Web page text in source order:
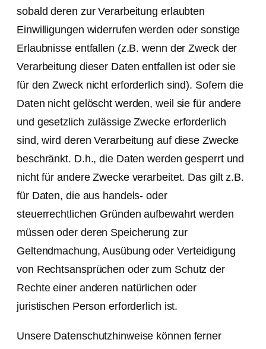
sobald deren zur Verarbeitung erlaubten
Einwilligungen widerrufen werden oder sonstige
Erlaubnisse entfallen (z.B. wenn der Zweck der
Verarbeitung dieser Daten entfallen ist oder sie
für den Zweck nicht erforderlich sind). Sofern die
Daten nicht gelöscht werden, weil sie für andere
und gesetzlich zulässige Zwecke erforderlich
sind, wird deren Verarbeitung auf diese Zwecke
beschränkt. D.h., die Daten werden gesperrt und
nicht für andere Zwecke verarbeitet. Das gilt z.B.
für Daten, die aus handels- oder
steuerrechtlichen Gründen aufbewahrt werden
müssen oder deren Speicherung zur
Geltendmachung, Ausübung oder Verteidigung
von Rechtsansprüchen oder zum Schutz der
Rechte einer anderen natürlichen oder
juristischen Person erforderlich ist.
Unsere Datenschutzhinweise können ferner